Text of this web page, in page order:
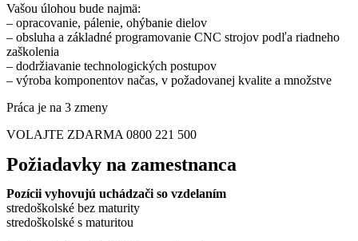
Vašou úlohou bude najmä:
– opracovanie, pálenie, ohýbanie dielov
– obsluha a základné programovanie CNC strojov podľa riadneho
zaškolenia
– dodržiavanie technologických postupov
– výroba komponentov načas, v požadovanej kvalite a množstve
Práca je na 3 zmeny
VOLAJTE ZDARMA 0800 221 500
Požiadavky na zamestnanca
Pozícii vyhovujú uchádzači so vzdelaním
stredoškolské bez maturity
stredoškolské s maturitou